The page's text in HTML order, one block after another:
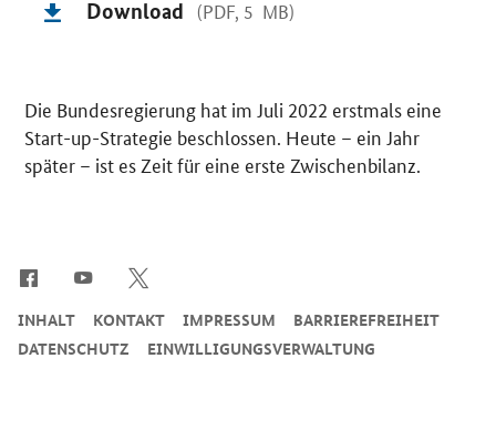
Download (PDF, 5 MB)
Die Bundesregierung hat im Juli 2022 erstmals eine
Start-up-Strategie beschlossen. Heute – ein Jahr
später – ist es Zeit für eine erste Zwischenbilanz.
INHALT KONTAKT IMPRESSUM
BARRIEREFREIHEIT
DATENSCHUTZ
EINWILLIGUNGSVERWALTUNG